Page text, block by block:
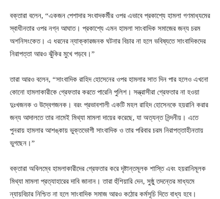
বক্তারা বলেন, “একজন পেশাদার সংবাদকর্মীর ওপর এভাবে প্রকাশ্যে হামলা গণমাধ্যমের
স্বাধীনতার ওপর নগ্ন আঘাত। প্রকাশ্যে এমন হামলা সাংবাদিক সমাজের জন্য চরম
অশনিসংকেত। এ ধরনের ন্যাক্কারজনক ঘটনার বিচার না হলে ভবিষ্যতে সাংবাদিকদের
নিরাপত্তা আরও ঝুঁকির মুখে পড়বে।”
তারা আরও বলেন, “সাংবাদিক রাহিদ হোসেনের ওপর হামলার সাত দিন পার হলেও এখনো
কোনো হামলাকারীকে গ্রেফতার করতে পারেনি পুলিশ। সন্ত্রাসীরা গ্রেফতার না হওয়া
দুঃখজনক ও উদ্বেগজনক। বরং প্রভাবশালী একটি মহল রাহিদ হোসেনকে হয়রানি করার
জন্য আদালতে তার নামেই মিথ্যা মামলা দায়ের করেছে, যা অত্যন্ত নিন্দনীয়। এতে
পুনরায় হামলার আশঙ্কায় ভুক্তভোগী সাংবাদিক ও তার পরিবার চরম নিরাপত্তাহীনতায়
ভুগছেন।”
বক্তারা অবিলম্বে হামলাকারীদের গ্রেফতার করে দৃষ্টান্তমূলক শাস্তি এবং হয়রানিমূলক
মিথ্যা মামলা প্রত্যাহারের দাবি জানান। তারা হুঁশিয়ারি দেন, সুষ্ঠু তদন্তের মাধ্যমে
ন্যায়বিচার নিশ্চিত না হলে সাংবাদিক সমাজ আরও কঠোর কর্মসূচি দিতে বাধ্য হবে।